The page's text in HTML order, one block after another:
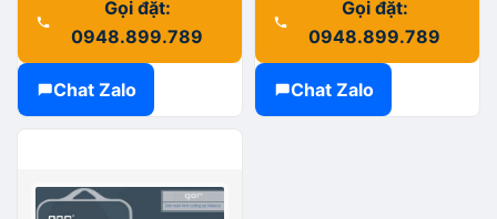
Gọi đặt:
0948.899.789
Chat Zalo
Gọi đặt:
0948.899.789
Chat Zalo